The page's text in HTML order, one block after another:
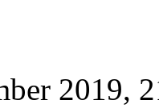
2019,